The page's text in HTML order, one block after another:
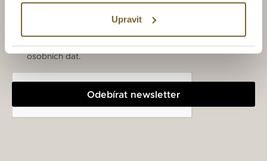
Upravit
Odebírat newsletter
Souhlasím se zasíláním Newsletteru a zpracováním
osobních dat.